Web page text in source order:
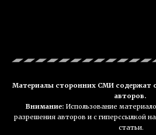
Материалы сторонних СМИ содержат
авторов.
Внимание: Использование
разрешения авторов и с гиперссылкой
статьи.